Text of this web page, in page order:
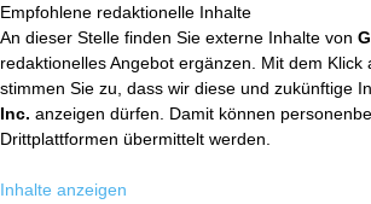
Empfohlene redaktionelle Inhalte
An dieser Stelle finden Sie externe Inhalte von
redaktionelles Angebot ergänzen. Mit dem Klick
stimmen Sie zu, dass wir diese und zukünftige
Inc. anzeigen dürfen. Damit können
Drittplattformen übermittelt werden.
Inhalte anzeigen